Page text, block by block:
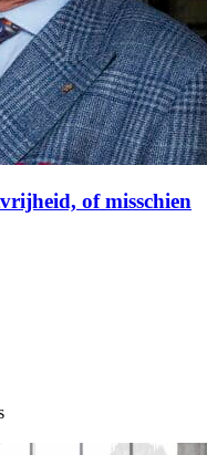
of misschien